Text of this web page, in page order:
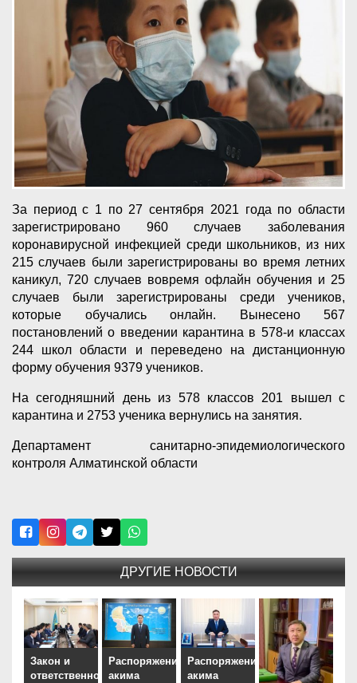
За период с 1 по 27 сентября 2021 года по области
зарегистрировано 960 случаев заболевания
коронавирусной инфекцией среди школьников, из них
215 случаев были зарегистрированы во время летних
каникул, 720 случаев вовремя офлайн обучения и 25
случаев были зарегистрированы среди учеников,
которые обучались онлайн. Вынесено 567
постановлений о введении карантина в 578-и классах
244 школ области и переведено на дистанционную
форму обучения 9379 учеников.
На сегодняшний день из 578 классов 201 вышел с
карантина и 2753 ученика вернулись на занятия.
Департамент санитарно-эпидемиологического
контроля Алматинской области
ДРУГИЕ НОВОСТИ
Закон и
ответственность
Распоряжением
акима
Распоряжением
акима